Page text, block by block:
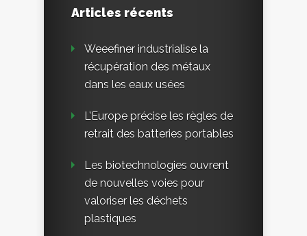
Articles récents
Weeefiner industrialise la
récupération des métaux
dans les eaux usées
L’Europe précise les règles de
retrait des batteries portables
Les biotechnologies ouvrent
de nouvelles voies pour
valoriser les déchets
plastiques